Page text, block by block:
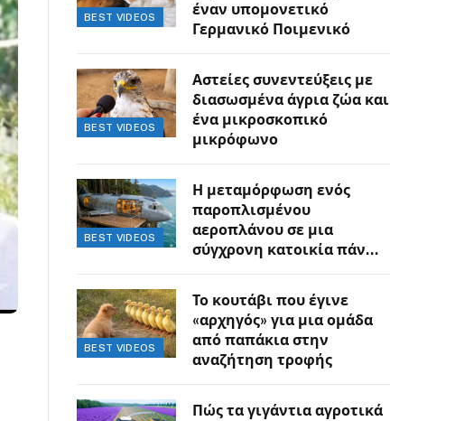
BEST VIDEOS
έναν υπομονετικό
Γερμανικό Ποιμενικό
BEST VIDEOS
Αστείες συνεντεύξεις με
διασωσμένα άγρια ζώα και
ένα μικροσκοπικό
μικρόφωνο
BEST VIDEOS
Η μεταμόρφωση ενός
παροπλισμένου
αεροπλάνου σε μια
σύγχρονη κατοικία πάνω
BEST VIDEOS
Το κουτάβι που έγινε
«αρχηγός» για μια ομάδα
από παπάκια στην
αναζήτηση τροφής
Πώς τα γιγάντια αγροτικά